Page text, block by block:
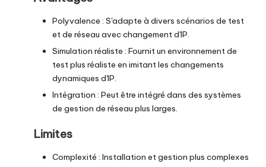
Polyvalence : S'adapte à divers scénarios de test
et de réseau avec changement d'IP.
Simulation réaliste : Fournit un environnement de
test plus réaliste en imitant les changements
dynamiques d'IP.
Intégration : Peut être intégré dans des systèmes
de gestion de réseau plus larges.
Limites
Complexité : Installation et gestion plus complexes